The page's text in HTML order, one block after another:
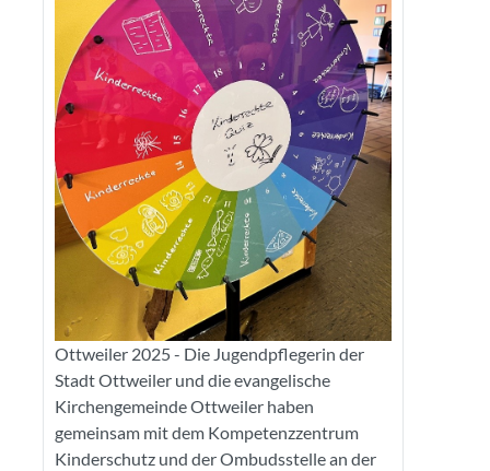
Ottweiler 2025 - Die Jugendpflegerin der
Stadt Ottweiler und die evangelische
Kirchengemeinde Ottweiler haben
gemeinsam mit dem Kompetenzzentrum
Kinderschutz und der Ombudsstelle an der